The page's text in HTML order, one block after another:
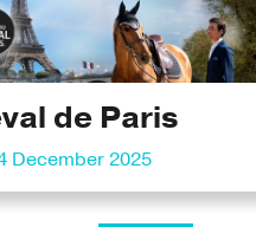
de Paris
December 2025